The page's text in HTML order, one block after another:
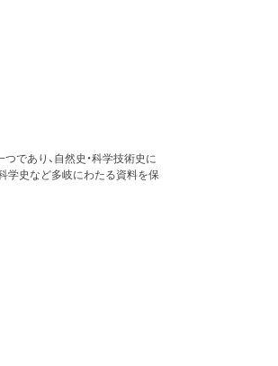
であり、自然史・科学技術史に
学史など多岐にわたる資料を保